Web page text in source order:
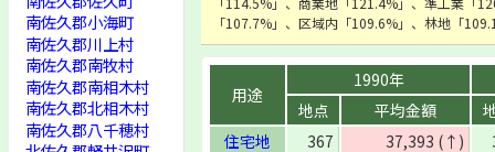
「107.7%」、区域内「109.6%」、林地「
用途
1990年
地点
平均金額
住宅地
367 37,393 (↑)
南佐久郡小海町
南佐久郡川上村
南佐久郡南牧村
南佐久郡南相木村
南佐久郡北相木村
南佐久郡八千穂村